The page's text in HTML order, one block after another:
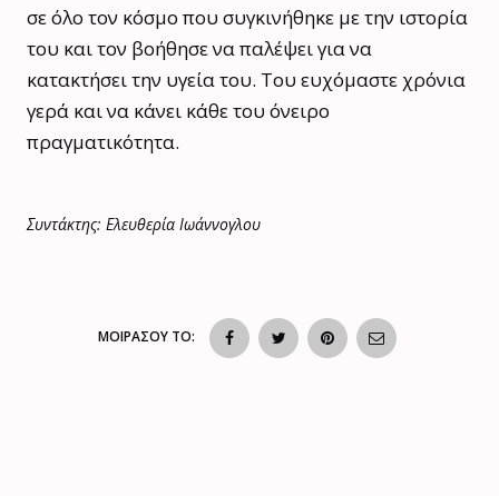
σε όλο τον κόσμο που συγκινήθηκε με την ιστορία
του και τον βοήθησε να παλέψει για να
κατακτήσει την υγεία του. Του ευχόμαστε χρόνια
γερά και να κάνει κάθε του όνειρο
πραγματικότητα.
Συντάκτης: Ελευθερία Ιωάννογλου
ΜΟΙΡΑΣΟΥ ΤΟ: